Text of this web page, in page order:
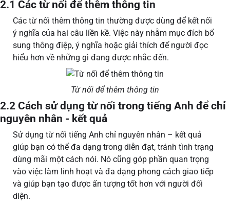
2.1 Các từ nối để thêm thông tin
Các từ nối thêm thông tin thường được dùng để kết nối
ý nghĩa của hai câu liền kề. Việc này nhằm mục đích bổ
sung thông điệp, ý nghĩa hoặc giải thích để người đọc
hiểu hơn về những gì đang được nhắc đến.
Từ nối để thêm thông tin
2.2 Cách sử dụng từ nối trong tiếng Anh để chỉ
nguyên nhân - kết quả
Sử dụng từ nối tiếng Anh chỉ nguyên nhân – kết quả
giúp bạn có thể đa dạng trong diễn đạt, tránh tình trạng
dùng mãi một cách nói. Nó cũng góp phần quan trọng
vào việc làm linh hoạt và đa dạng phong cách giao tiếp
và giúp bạn tạo được ấn tượng tốt hơn với người đối
diện.